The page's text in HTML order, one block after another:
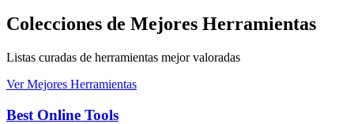
Colecciones de Mejores Herramientas
Listas curadas de herramientas mejor valoradas
Ver Mejores Herramientas
Best Online Tools